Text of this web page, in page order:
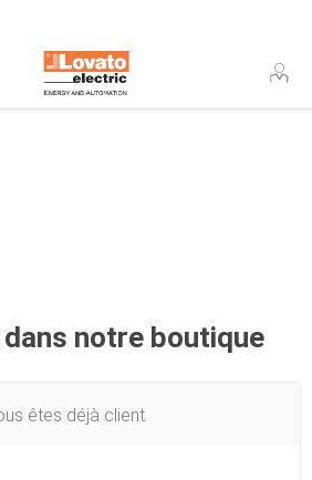
dans notre boutique
êtes déjà client